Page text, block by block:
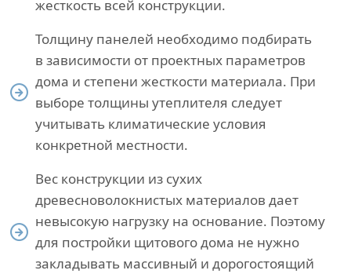
жесткость всей конструкции.
Толщину панелей необходимо подбирать
в зависимости от проектных параметров
дома и степени жесткости материала. При
выборе толщины утеплителя следует
учитывать климатические условия
конкретной местности.
Вес конструкции из сухих
древесноволокнистых материалов дает
невысокую нагрузку на основание. Поэтому
для постройки щитового дома не нужно
закладывать массивный и дорогостоящий